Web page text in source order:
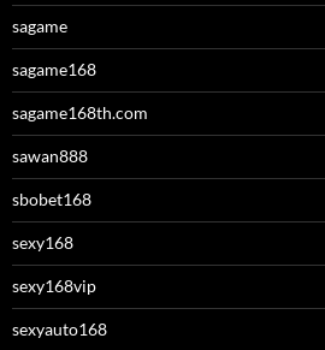
sagame
sagame168
sagame168th.com
sawan888
sbobet168
sexy168
sexy168vip
sexyauto168